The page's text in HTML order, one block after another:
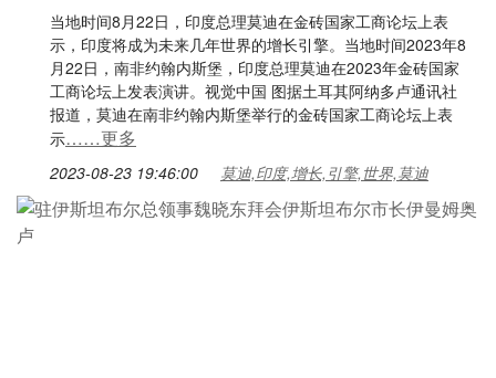
当地时间8月22日，印度总理莫迪在金砖国家工商论坛上表
示，印度将成为未来几年世界的增长引擎。当地时间2023年8
月22日，南非约翰内斯堡，印度总理莫迪在2023年金砖国家
工商论坛上发表演讲。视觉中国 图据土耳其阿纳多卢通讯社
报道，莫迪在南非约翰内斯堡举行的金砖国家工商论坛上表
示……更多
2023-08-23 19:46:00 莫迪,印度,增长,引擎,世界,莫迪